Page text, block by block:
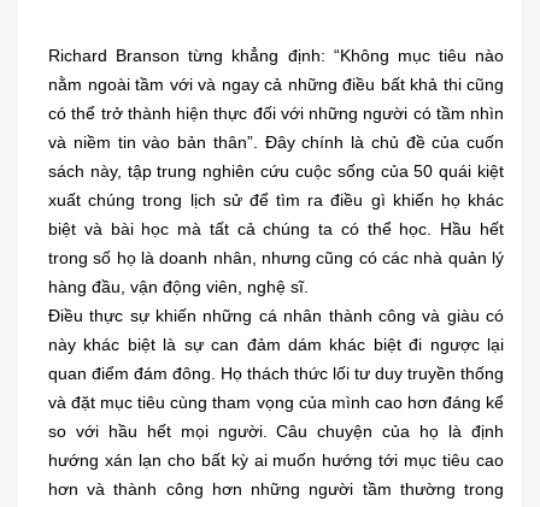
Richard Branson từng khẳng định: “Không mục tiêu nào
nằm ngoài tầm với và ngay cả những điều bất khả thi cũng
có thể trở thành hiện thực đối với những người có tầm nhìn
và niềm tin vào bản thân”. Đây chính là chủ đề của cuốn
sách này, tập trung nghiên cứu cuộc sống của 50 quái kiệt
xuất chúng trong lịch sử để tìm ra điều gì khiến họ khác
biệt và bài học mà tất cả chúng ta có thể học. Hầu hết
trong số họ là doanh nhân, nhưng cũng có các nhà quản lý
hàng đầu, vận động viên, nghệ sĩ.
Điều thực sự khiến những cá nhân thành công và giàu có
này khác biệt là sự can đảm dám khác biệt đi ngược lại
quan điểm đám đông. Họ thách thức lối tư duy truyền thống
và đặt mục tiêu cùng tham vọng của mình cao hơn đáng kể
so với hầu hết mọi người. Câu chuyện của họ là định
hướng xán lạn cho bất kỳ ai muốn hướng tới mục tiêu cao
hơn và thành công hơn những người tầm thường trong